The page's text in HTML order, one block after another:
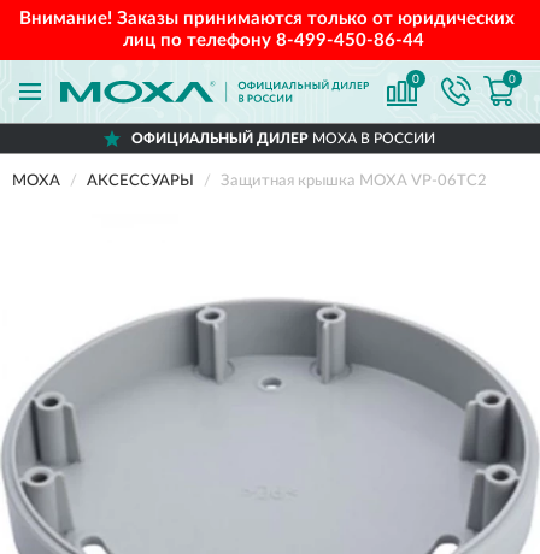
Внимание! Заказы принимаются только от юридических
лиц по телефону 8-499-450-86-44
0 0
ОФИЦИАЛЬНЫЙ ДИЛЕРMOXA В РОССИИ
MOXA АКСЕССУАРЫ Защитная крышка MOXA VP-06TC2